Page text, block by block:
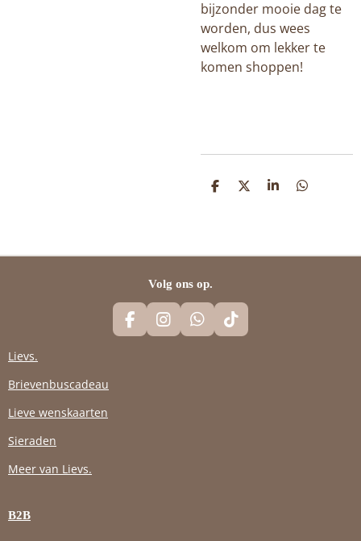
bijzonder mooie dag te
worden, dus wees
welkom om lekker te
komen shoppen!
D
D
S
D
Volg ons op.
F
A
I
N
W
H
T
I
Lievs.
Brievenbuscadeau
Lieve wenskaarten
Sieraden
Meer van Lievs.
B2B